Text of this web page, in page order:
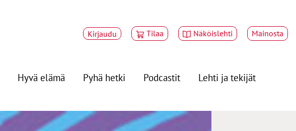
Kirjaudu Tilaa Näköislehti Mainosta
Hyvä elämä Pyhä hetki Podcastit
Lehti ja tekijät